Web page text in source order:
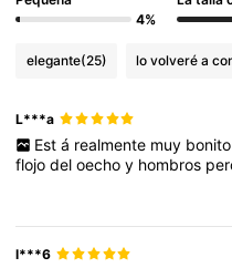
4%
elegante(25) lo volveré a
L***a
Est á realmente muy bonito
flojodeloechoy hombros
l***6